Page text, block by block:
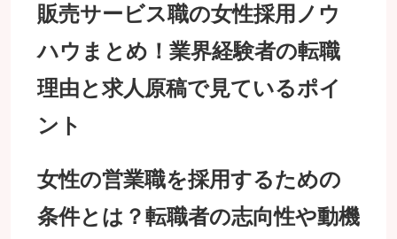
販売サービス職の女性採用ノウ
ハウまとめ！業界経験者の転職
理由と求人原稿で見ているポイ
ント
女性の営業職を採用するための
条件とは？転職者の志向性や動機